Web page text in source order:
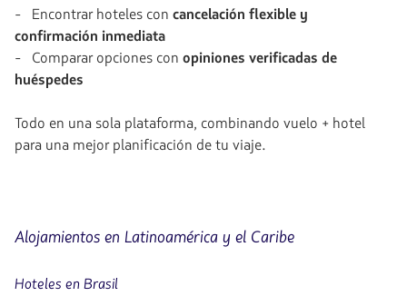
- Encontrar hoteles con cancelación flexible y
confirmación inmediata
- Comparar opciones con opiniones verificadas de
huéspedes
Todo en una sola plataforma, combinando vuelo + hotel
para una mejor planificación de tu viaje.
Alojamientos en Latinoamérica y el Caribe
Hoteles en Brasil